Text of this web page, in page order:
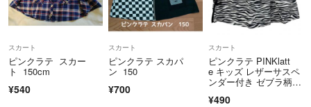
スカート
ピンクラテ スカー
ト 150cm
¥540
スカート
ピンクラテ スカパ
ン 150
¥700
スカート
ピンクラテ PINKlatt
e キッズ レザーサスペ
ンダー付き ゼブラ柄ス
¥490